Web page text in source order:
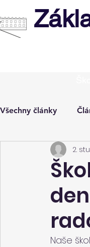
Všechny články
2.
Naše